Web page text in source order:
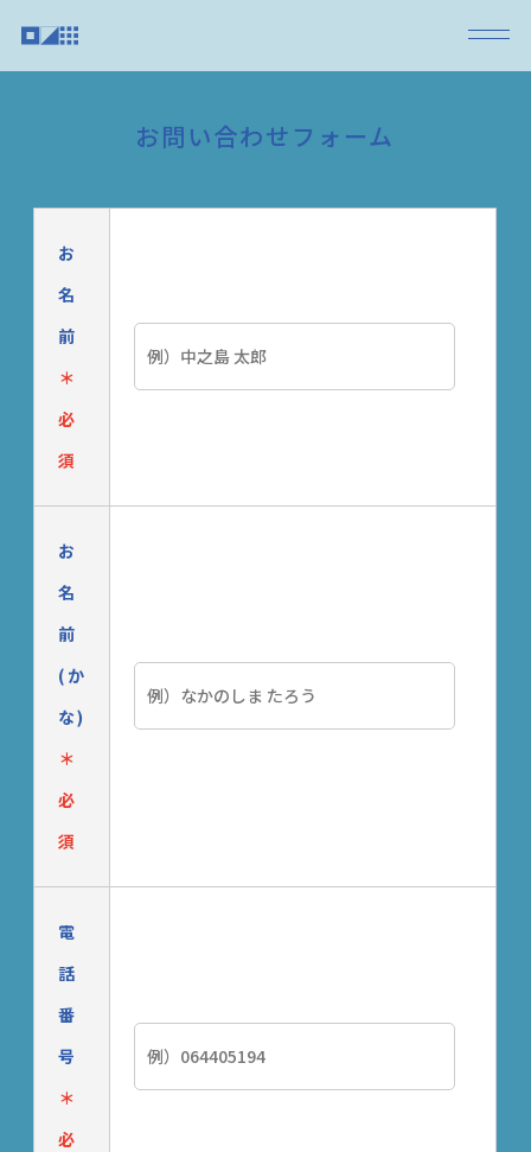
お問い合わせフォーム
お
名
前
＊
必
須
お
名
前
(か
な)
＊
必
須
電
話
番
号
＊
必